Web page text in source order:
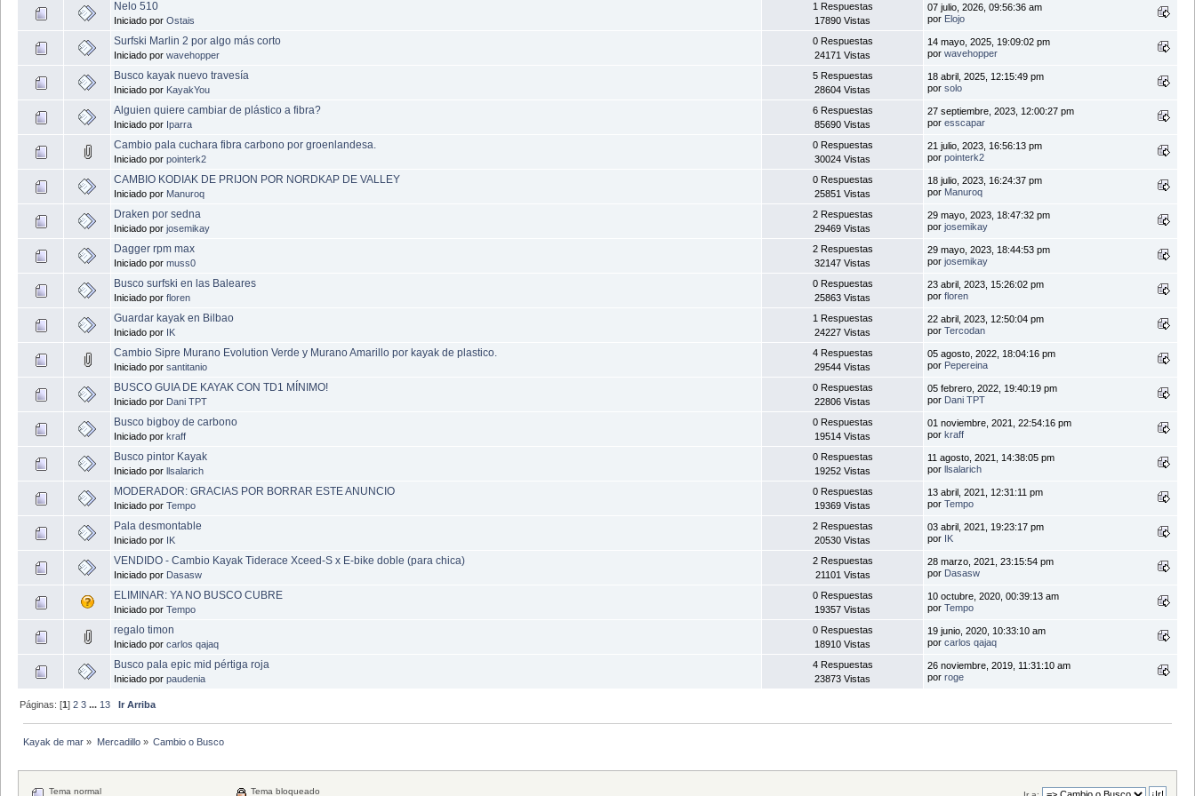
Nelo 510
Iniciado por Ostais
1 Respuestas
17890 Vistas
07 julio, 2026, 09:56:36 am
por Elojo
Surfski Marlin 2 por algo más corto
Iniciado por wavehopper
0 Respuestas
24171 Vistas
14 mayo, 2025, 19:09:02 pm
por wavehopper
Busco kayak nuevo travesía
Iniciado por KayakYou
5 Respuestas
28604 Vistas
18 abril, 2025, 12:15:49 pm
por solo
Alguien quiere cambiar de plástico a fibra?
Iniciado por Iparra
6 Respuestas
85690 Vistas
27 septiembre, 2023, 12:00:27 pm
por esscapar
Cambio pala cuchara fibra carbono por groenlandesa.
Iniciado por pointerk2
0 Respuestas
30024 Vistas
21 julio, 2023, 16:56:13 pm
por pointerk2
CAMBIO KODIAK DE PRIJON POR NORDKAP DE VALLEY
Iniciado por Manuroq
0 Respuestas
25851 Vistas
18 julio, 2023, 16:24:37 pm
por Manuroq
Draken por sedna
Iniciado por josemikay
2 Respuestas
29469 Vistas
29 mayo, 2023, 18:47:32 pm
por josemikay
Dagger rpm max
Iniciado por muss0
2 Respuestas
32147 Vistas
29 mayo, 2023, 18:44:53 pm
por josemikay
Busco surfski en las Baleares
Iniciado por floren
0 Respuestas
25863 Vistas
23 abril, 2023, 15:26:02 pm
por floren
Guardar kayak en Bilbao
Iniciado por IK
1 Respuestas
24227 Vistas
22 abril, 2023, 12:50:04 pm
por Tercodan
Cambio Sipre Murano Evolution Verde y Murano Amarillo por kayak de plastico.
Iniciado por santitanio
4 Respuestas
29544 Vistas
05 agosto, 2022, 18:04:16 pm
por Pepereina
BUSCO GUIA DE KAYAK CON TD1 MÍNIMO!
Iniciado por Dani TPT
0 Respuestas
22806 Vistas
05 febrero, 2022, 19:40:19 pm
por Dani TPT
Busco bigboy de carbono
Iniciado por kraff
0 Respuestas
19514 Vistas
01 noviembre, 2021, 22:54:16 pm
por kraff
Busco pintor Kayak
Iniciado por llsalarich
0 Respuestas
19252 Vistas
11 agosto, 2021, 14:38:05 pm
por llsalarich
MODERADOR: GRACIAS POR BORRAR ESTE ANUNCIO
Iniciado por Tempo
0 Respuestas
19369 Vistas
13 abril, 2021, 12:31:11 pm
por Tempo
Pala desmontable
Iniciado por IK
2 Respuestas
20530 Vistas
03 abril, 2021, 19:23:17 pm
por IK
VENDIDO - Cambio Kayak Tiderace Xceed-S x E-bike doble (para chica)
Iniciado por Dasasw
2 Respuestas
21101 Vistas
28 marzo, 2021, 23:15:54 pm
por Dasasw
ELIMINAR: YA NO BUSCO CUBRE
Iniciado por Tempo
0 Respuestas
19357 Vistas
10 octubre, 2020, 00:39:13 am
por Tempo
regalo timon
Iniciado por carlos qajaq
0 Respuestas
18910 Vistas
19 junio, 2020, 10:33:10 am
por carlos qajaq
Busco pala epic mid pértiga roja
Iniciado por paudenia
4 Respuestas
23873 Vistas
26 noviembre, 2019, 11:31:10 am
por roge
Páginas: [1]2 3 ... 13 Ir Arriba
Kayak de mar » Mercadillo» Cambio o Busco
Tema normal Tema bloqueado